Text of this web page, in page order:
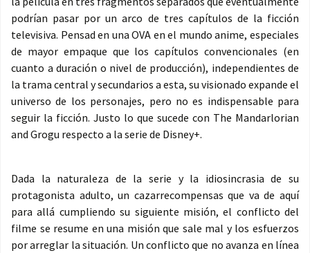
podrían pasar por un arco de tres capítulos de la ficción
televisiva. Pensad en una OVA en el mundo anime, especiales
de mayor empaque que los capítulos convencionales (en
cuanto a duración o nivel de producción), independientes de
la trama central y secundarios a esta, su visionado expande el
universo de los personajes, pero no es indispensable para
seguir la ficción. Justo lo que sucede con The Mandarlorian
and Grogu respecto a la serie de Disney+.
Dada la naturaleza de la serie y la idiosincrasia de su
protagonista adulto, un cazarrecompensas que va de aquí
para allá cumpliendo su siguiente misión, el conflicto del
filme se resume en una misión que sale mal y los esfuerzos
por arreglar la situación. Un conflicto que no avanza en línea